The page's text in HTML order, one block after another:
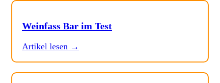
Weinfass Bar im Test
Artikel lesen →